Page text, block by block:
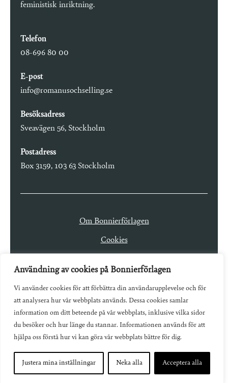
Användning av cookies på Bonnierförlagen
Vi använder cookies för att förbättra din användarupplevelse och för
att analysera hur vår webbplats används. Dessa cookies samlar
information om ditt beteende på vår webbplats, inklusive vilka sidor
du besöker och hur länge du stannar. Informationen används för att
hjälpa oss förstå hur vi kan göra vår webbplats bättre för dig.
Justera mina inställningar Neka alla Acceptera alla
feministisk inriktning.
Telefon
08-696 80 00
E-post
info@romanusochselling.se
Besöksadress
Sveavägen 56, Stockholm
Postadress
Box 3159, 103 63 Stockholm
Om Bonnierförlagen
Cookies